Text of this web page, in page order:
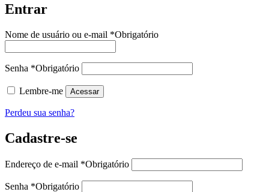
Entrar
Nome de usuário ou e-mail *Obrigatório
Senha *Obrigatório
Lembre-me Acessar
Perdeu sua senha?
Cadastre-se
Endereço de e-mail *Obrigatório
Senha *Obrigatório